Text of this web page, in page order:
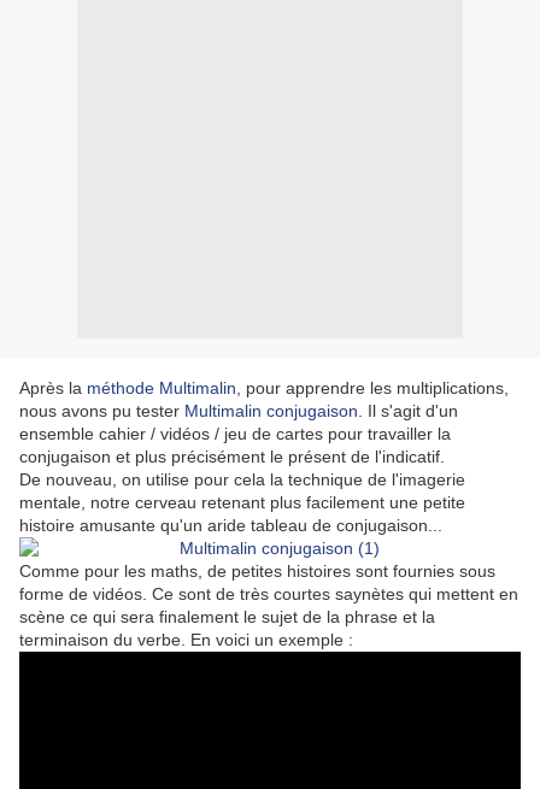
Après la méthode Multimalin , pour apprendre les multiplications,
nous avons pu tester Multimalin conjugaison . Il s'agit d'un
ensemble cahier / vidéos / jeu de cartes pour travailler la
conjugaison et plus précisément le présent de l'indicatif.
De nouveau, on utilise pour cela la technique de l'imagerie
mentale, notre cerveau retenant plus facilement une petite
histoire amusante qu'un aride tableau de conjugaison...
Comme pour les maths, de petites histoires sont fournies sous
forme de vidéos. Ce sont de très courtes saynètes qui mettent en
scène ce qui sera finalement le sujet de la phrase et la
terminaison du verbe. En voici un exemple :